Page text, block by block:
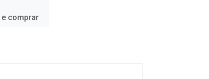
comprar